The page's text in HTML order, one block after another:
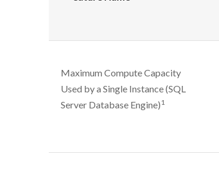
Maximum Compute Capacity
Used by a Single Instance (SQL
Server Database Engine)1